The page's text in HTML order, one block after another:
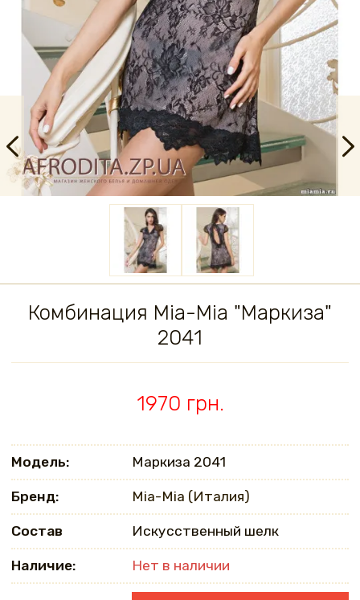
Комбинация Mia-Mia "Маркиза"
2041
1970 грн.
Модель: Маркиза 2041
Бренд: Mia-Mia (Италия)
Состав Искусственный шелк
Наличие: Нет в наличии